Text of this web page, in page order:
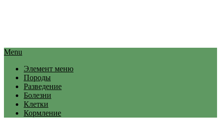
Menu
Элемент меню
Породы
Разведение
Болезни
Клетки
Кормление